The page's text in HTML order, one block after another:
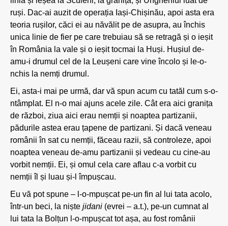
ruși. Dac-ai auzit de operația Iași-Chișinău, apoi asta era
teoria rușilor, căci ei au năvălit pe de asupra, au închis
unica linie de fier pe care trebuiau să se retragă și o ieșit
în România la vale și o ieșit tocmai la Huși. Hușiul de-
amu-i drumul cel de la Leușeni care vine încolo și le-o-
nchis la nemți drumul.
Ei, asta-i mai pe urmă, dar vă spun acum cu tatăl cum s-o-
ntâmplat. El n-o mai ajuns acele zile. Cât era aici granița
de război, ziua aici erau nemții și noaptea partizanii,
pădurile astea erau țapene de partizani. Și dacă veneau
românii în sat cu nemții, făceau razii, să controleze, apoi
noaptea veneau de-amu partizanii și vedeau cu cine-au
vorbit nemții. Ei, și omul cela care aflau c-a vorbit cu
nemții îl și luau și-l împușcau.
Eu vă pot spune – l-o-mpușcat pe-un fin al lui tata acolo,
într-un beci, la niște jidani (evrei – a.t.), pe-un cumnat al
lui tata la Bolțun l-o-mpușcat tot așa, au fost românii